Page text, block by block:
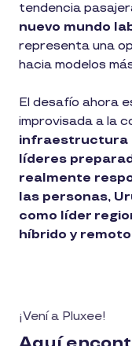
tendencia
nuevo mundo
representa una
hacia modelos
El desafío ahora
improvisada a la
infraestructura
líderes
realmente
las personas,
como líder
híbrido y
¡Vení a Pluxee!